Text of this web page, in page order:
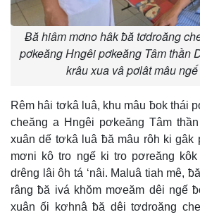
Ƀă hiâm mơno hâk ƀă tơdroăng
pơkeăng Hngêi pơkeăng Tâm thần
krâu xua vâ pơlât mâu
Rêm hâi tơkâ luâ, khu mâu ƀok thái
cheăng a Hngêi pơkeăng Tâm
xuân dế tơkâ luâ ƀă mâu rôh ki gâk
mơni kô tro ngế ki tro pơreăng kôk
drêng lâi ôh tá ‘nâi. Maluâ tiah mê,
râng ƀă ivá khŏm mơeăm dêi ngế
xuân ối kơhnâ ƀă dêi tơdroăng